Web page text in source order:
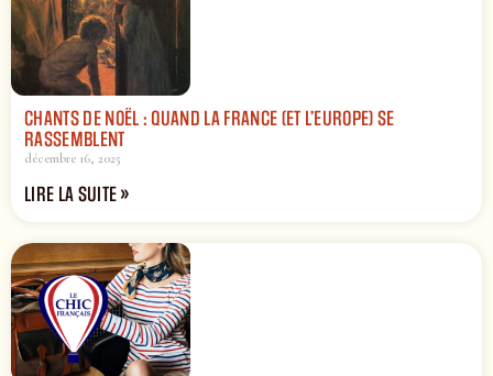
CHANTS DE NOËL : QUAND LA FRANCE (ET L’EUROPE) SE
RASSEMBLENT
décembre 16, 2025
LIRE LA SUITE »